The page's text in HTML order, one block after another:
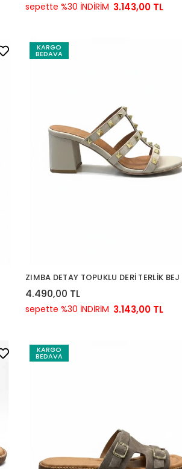
sepette %30 İNDİRİM 3.143,00 TL
KARGO
BEDAVA
ZIMBA DETAY TOPUKLU DERİ TERLİK BEJ
4.490,00 TL
sepette %30 İNDİRİM 3.143,00 TL
KARGO
BEDAVA